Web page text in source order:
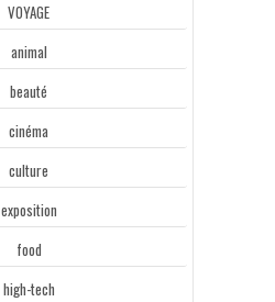
VOYAGE
animal
beauté
cinéma
culture
exposition
food
high-tech